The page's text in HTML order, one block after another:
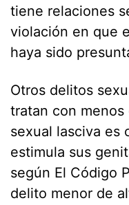
tiene relaciones
violación en que
haya sido
Otros delitos
tratan con menos
sexual lasciva es
estimula sus
según El Código
delito menor de